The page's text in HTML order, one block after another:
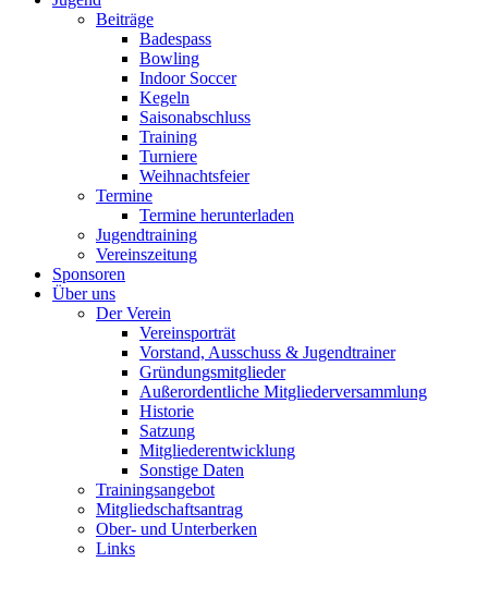
Beiträge
Badespass
Bowling
Indoor Soccer
Kegeln
Saisonabschluss
Training
Turniere
Weihnachtsfeier
Termine
Termine herunterladen
Jugendtraining
Vereinszeitung
Sponsoren
Über uns
Der Verein
Vereinsporträt
Vorstand, Ausschuss & Jugendtrainer
Gründungsmitglieder
Außerordentliche Mitgliederversammlung
Historie
Satzung
Mitgliederentwicklung
Sonstige Daten
Trainingsangebot
Mitgliedschaftsantrag
Ober- und Unterberken
Links